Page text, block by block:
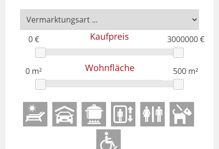
Kaufpreis
Wohnfläche